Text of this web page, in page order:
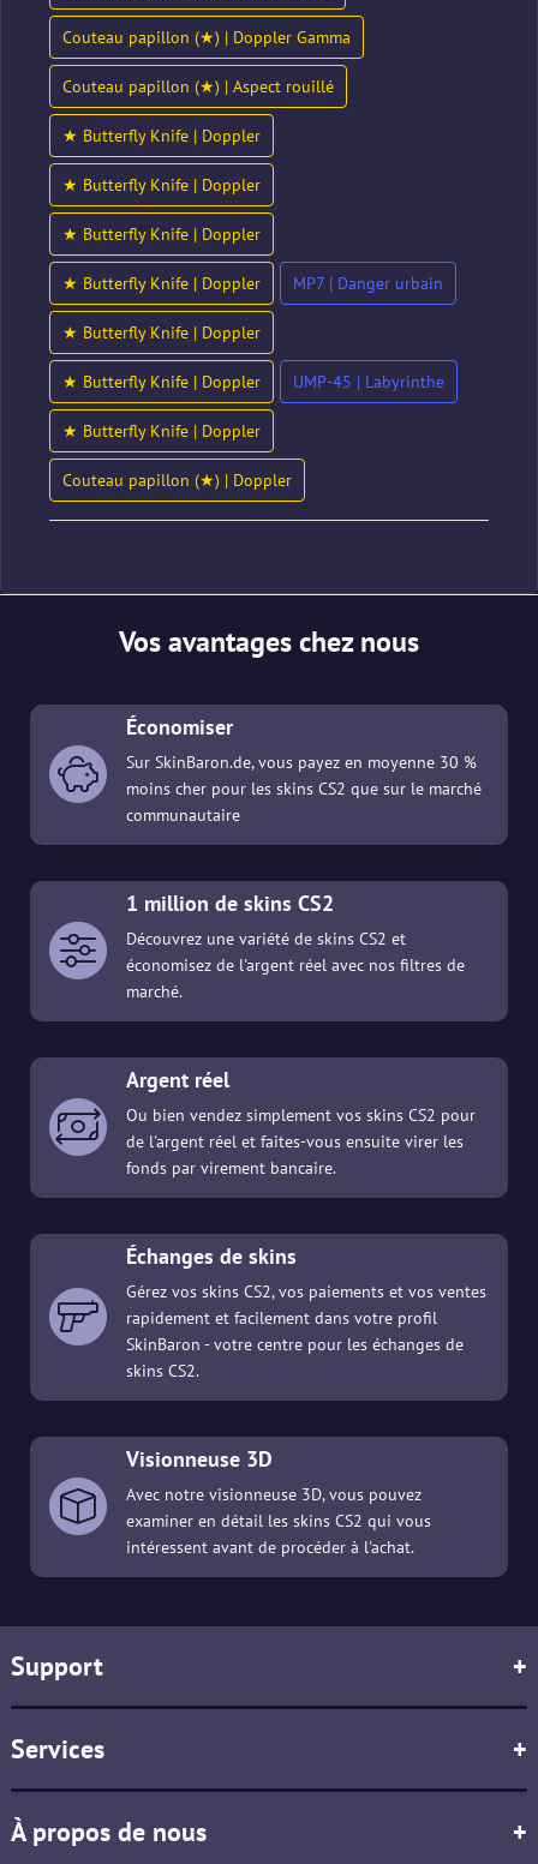
Couteau papillon (★) | Doppler Gamma
Couteau papillon (★) | Aspect rouillé
★ Butterfly Knife | Doppler
★ Butterfly Knife | Doppler
★ Butterfly Knife | Doppler
★ Butterfly Knife | Doppler MP7 | Danger urbain
★ Butterfly Knife | Doppler
★ Butterfly Knife | Doppler UMP-45 | Labyrinthe
★ Butterfly Knife | Doppler
Couteau papillon (★) | Doppler
Vos avantages chez nous
Économiser
Sur SkinBaron.de, vous payez en moyenne 30 %
moins cher pour les skins CS2 que sur le marché
communautaire
1 million de skins CS2
Découvrez une variété de skins CS2 et
économisez de l'argent réel avec nos filtres de
marché.
Argent réel
Ou bien vendez simplement vos skins CS2 pour
de l'argent réel et faites-vous ensuite virer les
fonds par virement bancaire.
Échanges de skins
Gérez vos skins CS2, vos paiements et vos ventes
rapidement et facilement dans votre profil
SkinBaron - votre centre pour les échanges de
skins CS2.
Visionneuse 3D
Avec notre visionneuse 3D, vous pouvez
examiner en détail les skins CS2 qui vous
intéressent avant de procéder à l'achat.
Support +
Services +
À propos de nous +